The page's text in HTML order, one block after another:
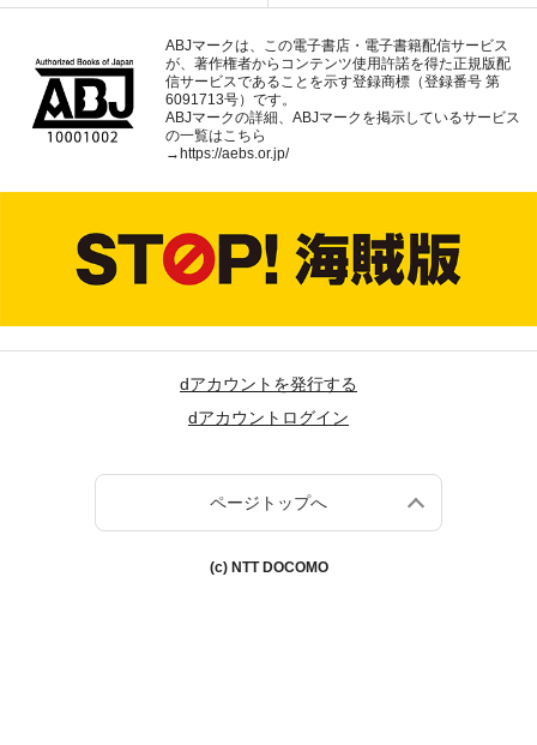
ABJマークは、この電子書店・電子書籍配信サービス
が、著作権者からコンテンツ使用許諾を得た正規版配
信サービスであることを示す登録商標（登録番号 第
6091713号）です。
ABJマークの詳細、ABJマークを掲示しているサービス
の一覧はこちら
→ https://aebs.or.jp/
dアカウントを発行する
dアカウントログイン
ページトップへ
(c) NTT DOCOMO